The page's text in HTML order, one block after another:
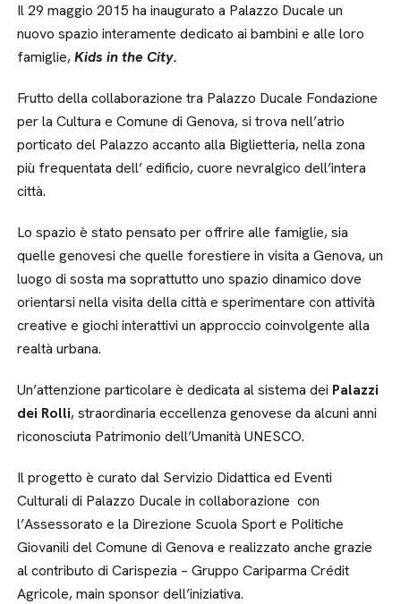
Il 29 maggio 2015 ha inaugurato a Palazzo Ducale un
nuovo spazio interamente dedicato ai bambini e alle loro
famiglie,Kids in the City.
Frutto della collaborazione tra Palazzo Ducale Fondazione
per la Cultura e Comune di Genova, si trova nell’atrio
porticato del Palazzo accanto alla Biglietteria, nella zona
più frequentata dell’ edificio, cuore nevralgico dell’intera
città.
Lo spazio è stato pensato per offrire alle famiglie, sia
quelle genovesi che quelle forestiere in visita a Genova, un
luogo di sosta ma soprattutto uno spazio dinamico dove
orientarsi nella visita della città e sperimentare con attività
creative e giochi interattivi un approccio coinvolgente alla
realtà urbana.
Un’attenzione particolare è dedicata al sistema dei Palazzi
dei Rolli, straordinaria eccellenza genovese da alcuni anni
riconosciuta Patrimonio dell’Umanità UNESCO.
Il progetto è curato dal Servizio Didattica ed Eventi
Culturali di Palazzo Ducale in collaborazione con
l’Assessorato e la Direzione Scuola Sport e Politiche
Giovanili del Comune di Genova e realizzato anche grazie
al contributo di Carispezia – Gruppo Cariparma Crédit
Agricole, main sponsor dell’iniziativa.